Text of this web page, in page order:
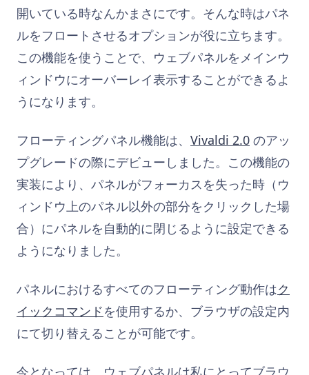
開いている時なんかまさにです。そんな時はパネ
ルをフロートさせるオプションが役に立ちます。
この機能を使うことで、ウェブパネルをメインウ
ィンドウにオーバーレイ表示することができるよ
うになります。
フローティングパネル機能は、 Vivaldi 2.0 のアッ
プグレードの際にデビューしました。この機能の
実装により、パネルがフォーカスを失った時（ウ
ィンドウ上のパネル以外の部分をクリックした場
合）にパネルを自動的に閉じるように設定できる
ようになりました。
パネルにおけるすべてのフローティング動作はク
イックコマンドを使用するか、ブラウザの設定内
にて切り替えることが可能です。
今となっては、ウェブパネルは私にとってブラウ